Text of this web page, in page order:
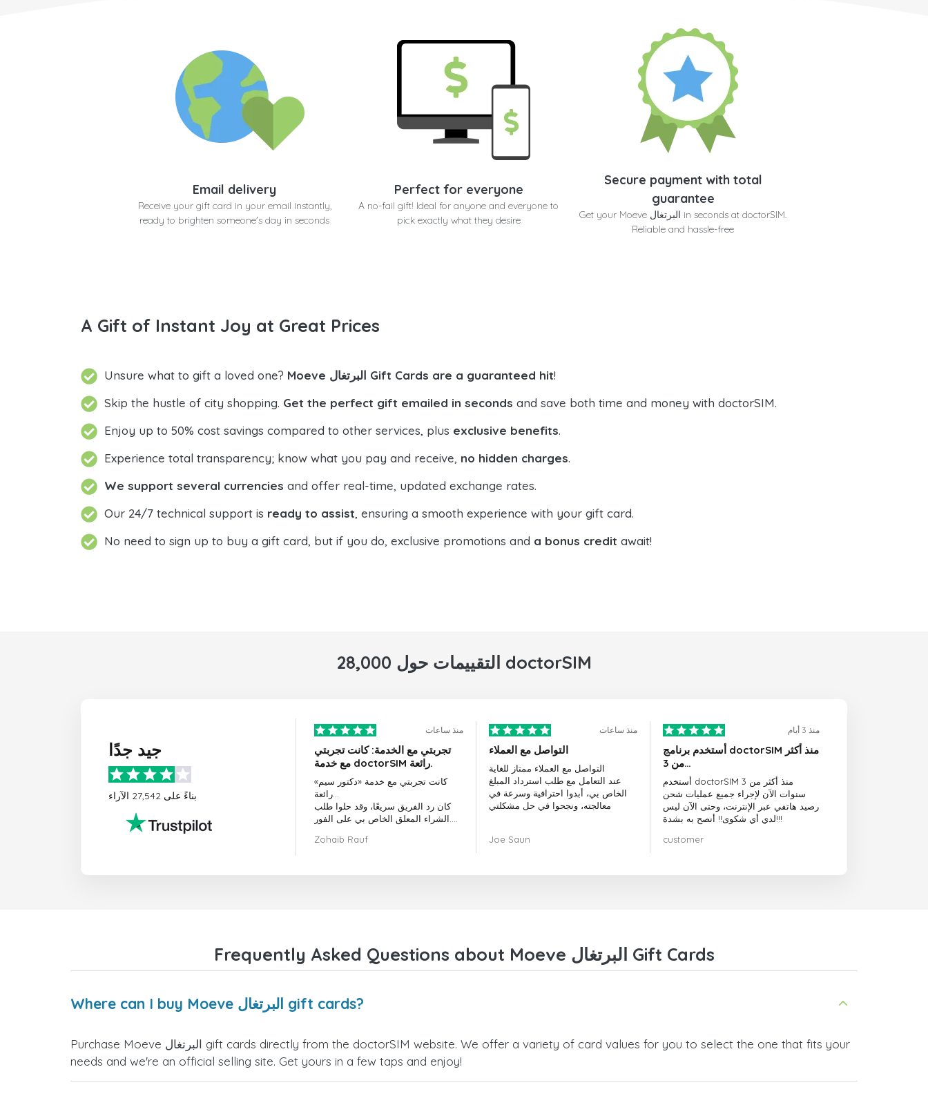
Email delivery
Receive your gift card in your email instantly,
ready to brighten someone's day in seconds
Perfect for everyone
A no-fail gift! Ideal for anyone and everyone to
pick exactly what they desire
Secure payment with total
guarantee
Get your Moeve البرتغال in seconds at doctorSIM.
Reliable and hassle-free
A Gift of Instant Joy at Great Prices
Unsure what to gift a loved one? Moeve البرتغال Gift Cards are a guaranteed hit!
Skip the hustle of city shopping. Get the perfect gift emailed in seconds and save both time and money with doctorSIM.
Enjoy up to 50% cost savings compared to other services, plus exclusive benefits.
Experience total transparency; know what you pay and receive, no hidden charges.
We support several currencies and offer real-time, updated exchange rates.
Our 24/7 technical support is ready to assist, ensuring a smooth experience with your gift card.
No need to sign up to buy a gift card, but if you do, exclusive promotions and a bonus credit await!
28,000 التقييمات حول doctorSIM
جيد جدًا
بناءً على 27,542 الآراء
منذ ساعات
تجربتي مع الخدمة: كانت تجربتي
مع خدمة doctorSIM رائعة.
كانت تجربتي مع خدمة «دكتور سيم»
كان رد الفريق سريعًا، وقد حلوا طلب
قرارًا رائعًا.
Zohaib Rauf
منذ ساعات
التواصل مع العملاء
التواصل مع العملاء ممتاز للغاية
عند التعامل مع طلب استرداد المبلغ
الخاص بي، أبدوا احترافية وسرعة في
معالجته، ونجحوا في حل مشكلتي
Joe Saun
منذ 3 أيام
أستخدم برنامج doctorSIM منذ أكثر
من 3…
أستخدم doctorSIM منذ أكثر من 3
سنوات الآن لإجراء جميع عمليات شحن
رصيد هاتفي عبر الإنترنت، وحتى الآن ليس
لدي أي شكوى!! أنصح به بشدة!!!
customer
Frequently Asked Questions about Moeve البرتغال Gift Cards
Where can I buy Moeve البرتغال gift cards?
Purchase Moeve البرتغال gift cards directly from the doctorSIM website. We offer a variety of card values for you to select the one that fits your
needs and we're an official selling site. Get yours in a few taps and enjoy!